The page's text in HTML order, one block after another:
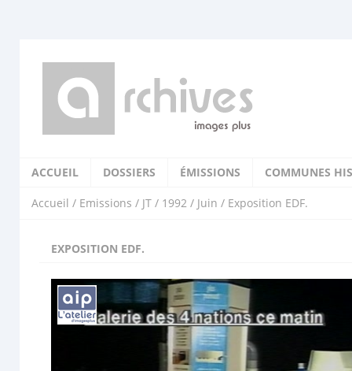
ACCUEIL DOSSIERS ÉMISSIONS COMMUNES
Accueil / Emissions / JT / 1992 / Juin / Exposition EDF.
EXPOSITION EDF.